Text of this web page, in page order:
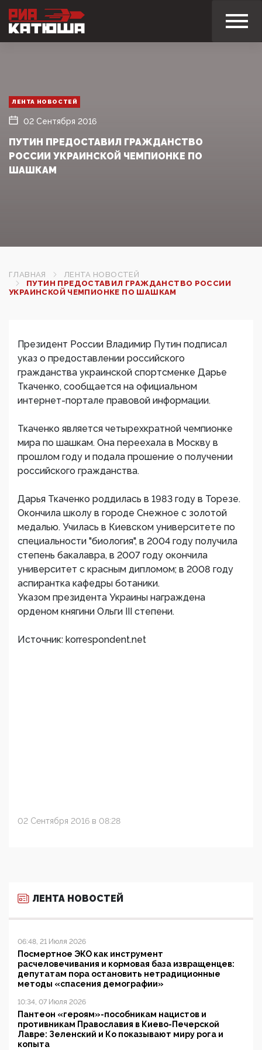
ЛЕНТА НОВОСТЕЙ
02 Сентября 2016
ПУТИН ПРЕДОСТАВИЛ ГРАЖДАНСТВО
РОССИИ УКРАИНСКОЙ ЧЕМПИОНКЕ ПО
ШАШКАМ
ГЛАВНАЯ
ЛЕНТА НОВОСТЕЙ
ПУТИН ПРЕДОСТАВИЛ ГРАЖДАНСТВО РОССИИ
УКРАИНСКОЙ ЧЕМПИОНКЕ ПО ШАШКАМ
Президент России Владимир Путин подписал
указ о предоставлении российского
гражданства украинской спортсменке Дарье
Ткаченко, сообщается на официальном
интернет-портале правовой информации.
Ткаченко является четырехкратной чемпионке
мира по шашкам. Она переехала в Москву в
прошлом году и подала прошение о получении
российского гражданства.
Дарья Ткаченко роддилась в 1983 году в Торезе.
Окончила школу в городе Снежное с золотой
медалью. Училась в Киевском университете по
специальности "биология", в 2004 году получила
степень бакалавра, в 2007 году окончила
университет с красным дипломом; в 2008 году
аспирантка кафедры ботаники.
Указом президента Украины награждена
орденом княгини Ольги III степени.
Источник: korrespondent.net
02 Сентября 2016 в 08:28
ЛЕНТА НОВОСТЕЙ
06:48, 21 Июля 2026
Посмертное ЭКО как инструмент
расчеловечивания и кормовая база извращенцев:
депутатам пора остановить нетрадиционные
методы «спасения демографии»
10:34, 07 Июля 2026
Пантеон «героям»-пособникам нацистов и
противникам Православия в Киево-Печерской
Лавре: Зеленский и Ко показывают миру рога и
копыта